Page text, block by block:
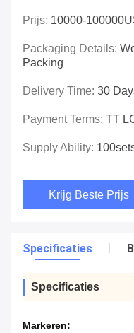
Prijs: 10000-
Packaging Details:
Packing
Delivery Time: 30
Payment Terms: TT
Supply Ability:
Krijg Beste Prijs
Specificaties
Specificaties
Markeren: